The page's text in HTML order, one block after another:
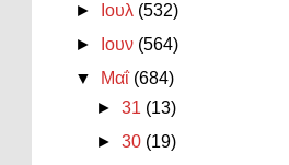
►
Ιουλ (532)
►
Ιουν (564)
▼
Μαΐ (684)
►31 (13)
►30 (19)